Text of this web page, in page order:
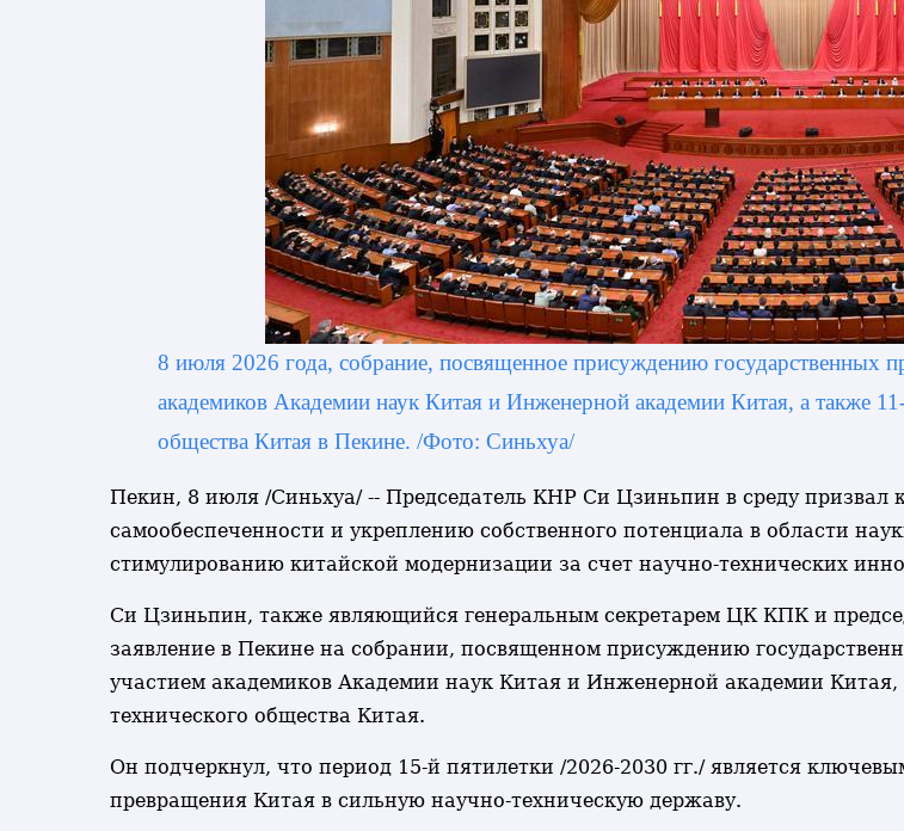
8 июля 2026 года, собрание, посвященное присуждению государственных
академиков Академии наук Китая и Инженерной академии Китая, а также
общества Китая в Пекине. /Фото: Синьхуа/
Пекин, 8 июля /Синьхуа/ -- Председатель КНР Си Цзиньпин в среду призвал
самообеспеченности и укреплению собственного потенциала в области
стимулированию китайской модернизации за счет научно-технических
Си Цзиньпин, также являющийся генеральным секретарем ЦК КПК и
заявление в Пекине на собрании, посвященном присуждению
участием академиков Академии наук Китая и Инженерной академии
технического общества Китая.
Он подчеркнул, что период 15-й пятилетки /2026-2030 гг./ является
превращения Китая в сильную научно-техническую державу.